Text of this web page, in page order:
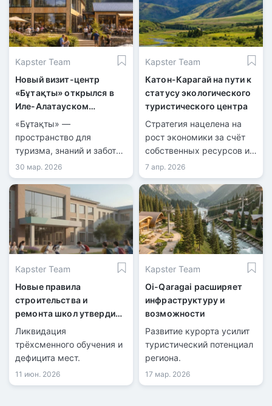
Kapster Team
Новый визит-центр
«Бұтақты» открылся в
Иле-Алатауском
национальном парке
«Бұтақты» —
пространство для
туризма, знаний и заботы
о природе.
30 мар. 2026
Kapster Team
Катон-Карагай на пути к
статусу экологического
туристического центра
Стратегия нацелена на
рост экономики за счёт
собственных ресурсов и
экологические
инициативы.
7 апр. 2026
Kapster Team
Новые правила
строительства и
ремонта школ утвердили
в Казахстане
Ликвидация
трёхсменного обучения и
дефицита мест.
11 июн. 2026
Kapster Team
Oi-Qaragai расширяет
инфраструктуру и
возможности
Развитие курорта усилит
туристический потенциал
региона.
17 мар. 2026